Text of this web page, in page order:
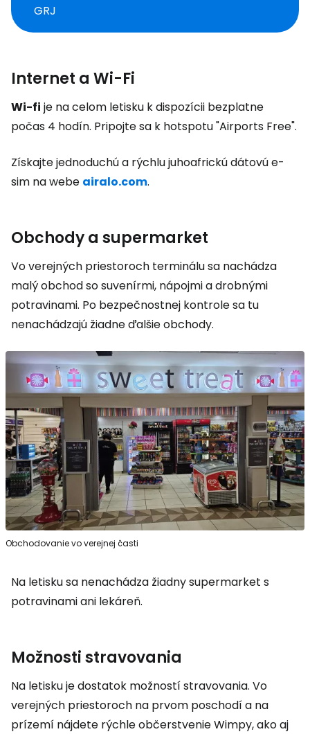
GRJ
Internet a Wi-Fi
Wi-fi je na celom letisku k dispozícii bezplatne
počas 4 hodín. Pripojte sa k hotspotu "Airports Free".
Získajte jednoduchú a rýchlu juhoafrickú dátovú e-
sim na webe airalo.com.
Obchody a supermarket
Vo verejných priestoroch terminálu sa nachádza
malý obchod so suvenírmi, nápojmi a drobnými
potravinami. Po bezpečnostnej kontrole sa tu
nenachádzajú žiadne ďalšie obchody.
Obchodovanie vo verejnej časti
Na letisku sa nenachádza žiadny supermarket s
potravinami ani lekáreň.
Možnosti stravovania
Na letisku je dostatok možností stravovania. Vo
verejných priestoroch na prvom poschodí a na
prízemí nájdete rýchle občerstvenie Wimpy, ako aj